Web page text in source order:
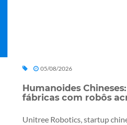
05/08/2026
Humanoides
fábricas com robôs
Unitree Robotics, startup